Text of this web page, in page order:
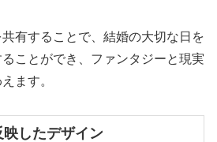
有することで、結婚の大切な日を
ことができ、ファンタジーと現実
ます。
したデザイン